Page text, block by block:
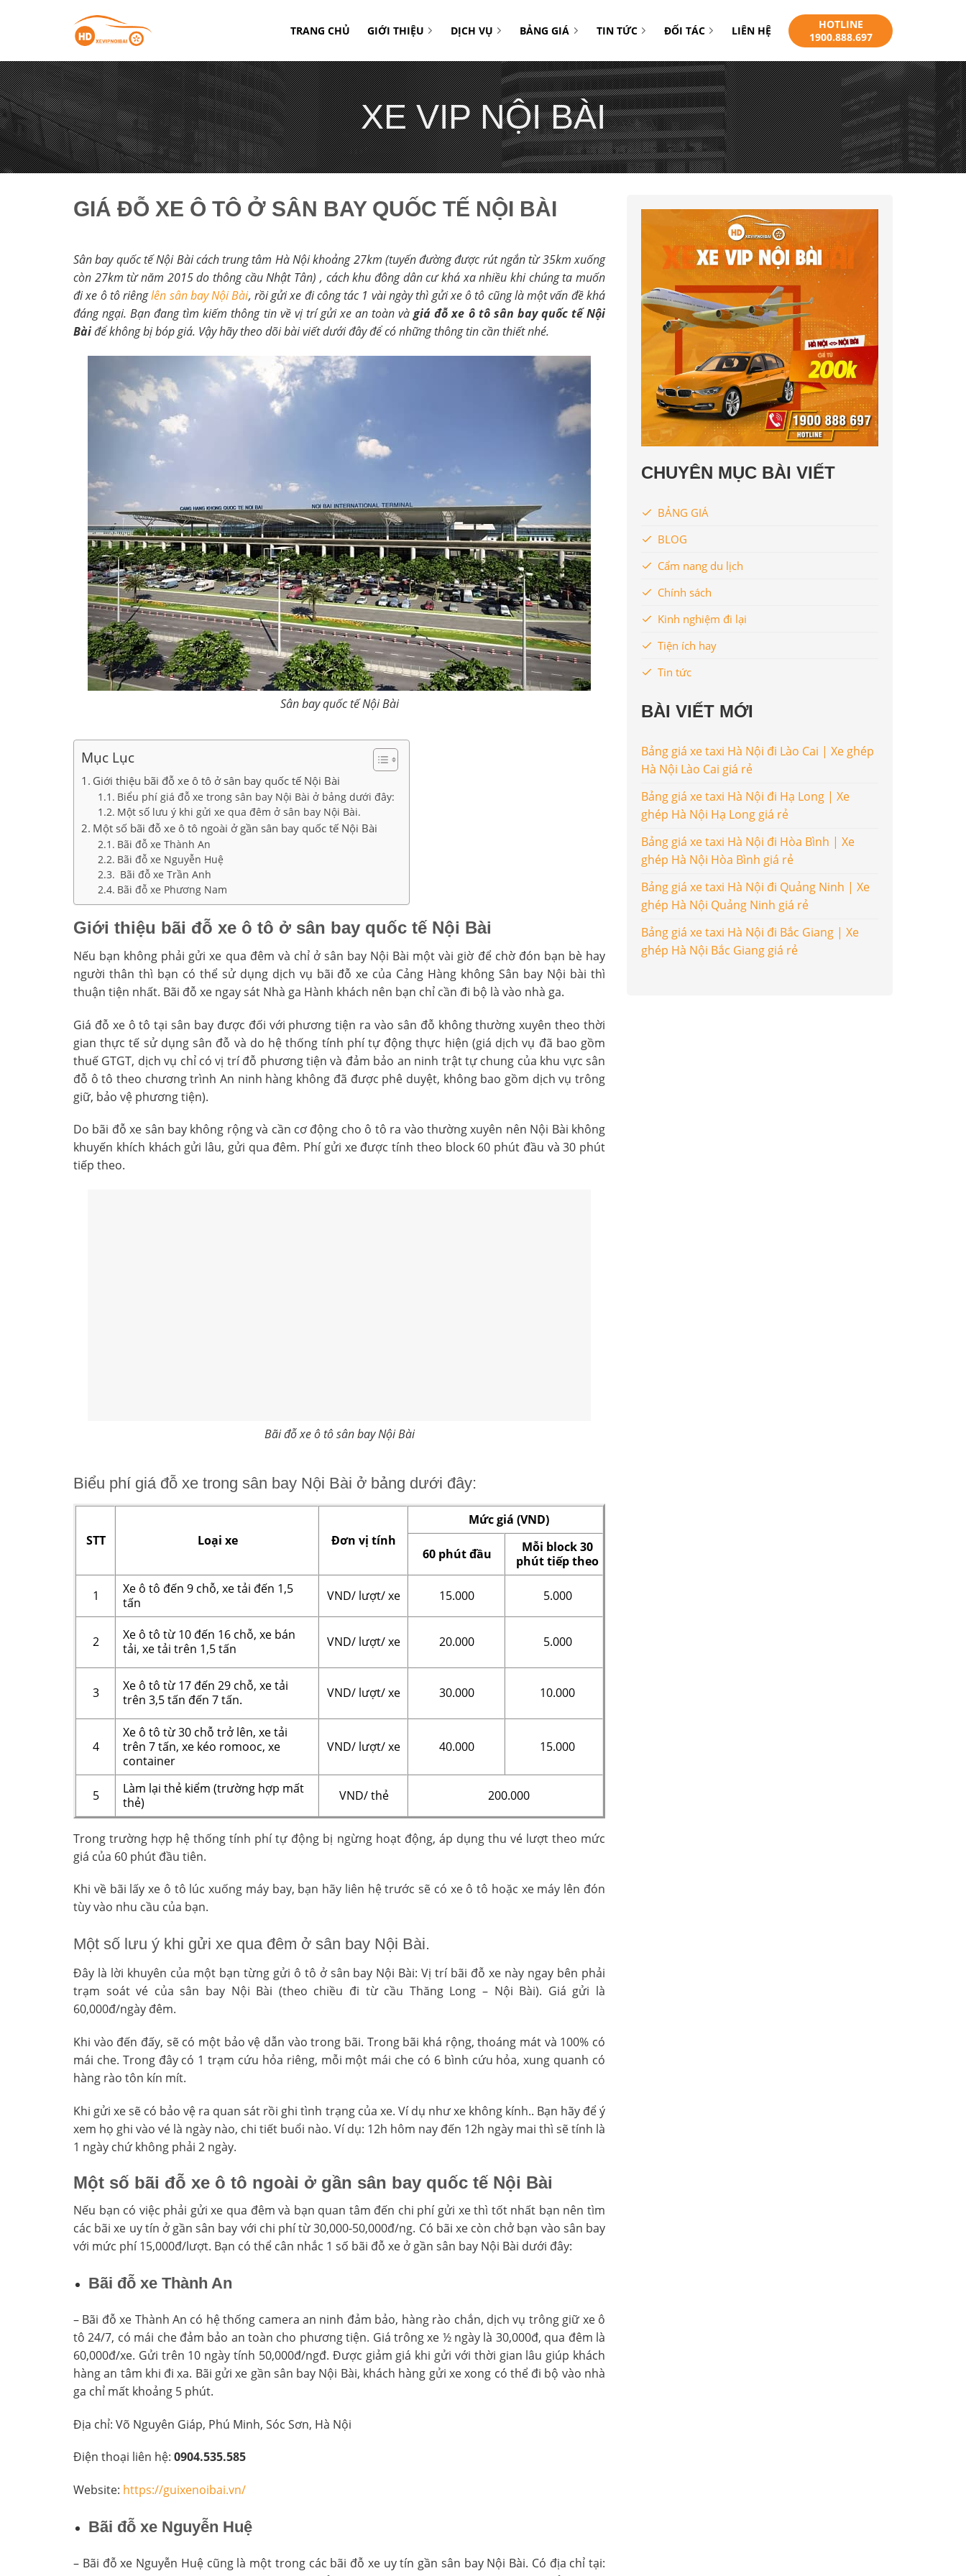
dung
TRANG CHỦ GIỚI THIỆU DỊCH VỤ BẢNG GIÁ TIN TỨC ĐỐI TÁC LIÊN HỆ
HOTLINE
1900.888.697
XE VIP NỘI BÀI
GIÁ ĐỖ XE Ô TÔ Ở SÂN BAY QUỐC TẾ NỘI BÀI
Sân bay quốc tế Nội Bài cách trung tâm Hà Nội khoảng 27km (tuyến đường được rút ngắn từ 35km xuống
còn 27km từ năm 2015 do thông cầu Nhật Tân) , cách khu đông dân cư khá xa nhiều khi chúng ta muốn
đi xe ô tô riênglên sân bay Nội Bài, rồi gửi xe đi công tác 1 vài ngày thì gửi xe ô tô cũng là một vấn đề khá
đáng ngại. Bạn đang tìm kiếm thông tin về vị trí gửi xe an toàn vàgiá đỗ xe ô tô sân bay quốc tế Nội
Bàiđể không bị bóp giá. Vậy hãy theo dõi bài viết dưới đây để có những thông tin cần thiết nhé.
Sân bay quốc tế Nội Bài
Mục Lục
Giới thiệu bãi đỗ xe ô tô ở sân bay quốc tế Nội Bài
Biểu phí giá đỗ xe trong sân bay Nội Bài ở bảng dưới đây:
Một số lưu ý khi gửi xe qua đêm ở sân bay Nội Bài.
Một số bãi đỗ xe ô tô ngoài ở gần sân bay quốc tế Nội Bài
Bãi đỗ xe Thành An
Bãi đỗ xe Nguyễn Huệ
Bãi đỗ xe Trần Anh
Bãi đỗ xe Phương Nam
Giới thiệu bãi đỗ xe ô tô ở sân bay quốc tế Nội Bài
Nếu bạn không phải gửi xe qua đêm và chỉ ở sân bay Nội Bài một vài giờ để chờ đón bạn bè hay
người thân thì bạn có thể sử dụng dịch vụ bãi đỗ xe của Cảng Hàng không Sân bay Nội bài thì
thuận tiện nhất. Bãi đỗ xe ngay sát Nhà ga Hành khách nên bạn chỉ cần đi bộ là vào nhà ga.
Giá đỗ xe ô tô tại sân bay được đối với phương tiện ra vào sân đỗ không thường xuyên theo thời
gian thực tế sử dụng sân đỗ và do hệ thống tính phí tự động thực hiện (giá dịch vụ đã bao gồm
thuế GTGT, dịch vụ chỉ có vị trí đỗ phương tiện và đảm bảo an ninh trật tự chung của khu vực sân
đỗ ô tô theo chương trình An ninh hàng không đã được phê duyệt, không bao gồm dịch vụ trông
giữ, bảo vệ phương tiện).
Do bãi đỗ xe sân bay không rộng và cần cơ động cho ô tô ra vào thường xuyên nên Nội Bài không
khuyến khích khách gửi lâu, gửi qua đêm. Phí gửi xe được tính theo block 60 phút đầu và 30 phút
tiếp theo.
Bãi đỗ xe ô tô sân bay Nội Bài
Biểu phí giá đỗ xe trong sân bay Nội Bài ở bảng dưới đây:
STT Loại xe Đơn vị tính
Mức giá (VND)
60 phút đầu
Mỗi block 30
phút tiếp theo
1
Xe ô tô đến 9 chỗ, xe tải đến 1,5
tấn
VND/ lượt/ xe 15.000 5.000
2
Xe ô tô từ 10 đến 16 chỗ, xe bán
tải, xe tải trên 1,5 tấn
VND/ lượt/ xe 20.000 5.000
3
Xe ô tô từ 17 đến 29 chỗ, xe tải
trên 3,5 tấn đến 7 tấn.
VND/ lượt/ xe 30.000 10.000
4
Xe ô tô từ 30 chỗ trở lên, xe tải
trên 7 tấn, xe kéo romooc, xe
container
VND/ lượt/ xe 40.000 15.000
5
Làm lại thẻ kiểm (trường hợp mất
thẻ)
VND/ thẻ 200.000
Trong trường hợp hệ thống tính phí tự động bị ngừng hoạt động, áp dụng thu vé lượt theo mức
giá của 60 phút đầu tiên.
Khi về bãi lấy xe ô tô lúc xuống máy bay, bạn hãy liên hệ trước sẽ có xe ô tô hoặc xe máy lên đón
tùy vào nhu cầu của bạn.
Một số lưu ý khi gửi xe qua đêm ở sân bay Nội Bài.
Đây là lời khuyên của một bạn từng gửi ô tô ở sân bay Nội Bài: Vị trí bãi đỗ xe này ngay bên phải
trạm soát vé của sân bay Nội Bài (theo chiều đi từ cầu Thăng Long – Nội Bài). Giá gửi là
60,000đ/ngày đêm.
Khi vào đến đấy, sẽ có một bảo vệ dẫn vào trong bãi. Trong bãi khá rộng, thoáng mát và 100% có
mái che. Trong đây có 1 trạm cứu hỏa riêng, mỗi một mái che có 6 bình cứu hỏa, xung quanh có
hàng rào tôn kín mít.
Khi gửi xe sẽ có bảo vệ ra quan sát rồi ghi tình trạng của xe. Ví dụ như xe không kính.. Bạn hãy để ý
xem họ ghi vào vé là ngày nào, chi tiết buổi nào. Ví dụ: 12h hôm nay đến 12h ngày mai thì sẽ tính là
1 ngày chứ không phải 2 ngày.
Một số bãi đỗ xe ô tô ngoài ở gần sân bay quốc tế Nội Bài
Nếu bạn có việc phải gửi xe qua đêm và bạn quan tâm đến chi phí gửi xe thì tốt nhất bạn nên tìm
các bãi xe uy tín ở gần sân bay với chi phí từ 30,000-50,000đ/ng. Có bãi xe còn chở bạn vào sân bay
với mức phí 15,000đ/lượt. Bạn có thể cân nhắc 1 số bãi đỗ xe ở gần sân bay Nội Bài dưới đây:
Bãi đỗ xe Thành An
– Bãi đỗ xe Thành An có hệ thống camera an ninh đảm bảo, hàng rào chắn, dịch vụ trông giữ xe ô
tô 24/7, có mái che đảm bảo an toàn cho phương tiện. Giá trông xe ½ ngày là 30,000đ, qua đêm là
60,000đ/xe. Gửi trên 10 ngày tính 50,000đ/ngđ. Được giảm giá khi gửi với thời gian lâu giúp khách
hàng an tâm khi đi xa. Bãi gửi xe gần sân bay Nội Bài, khách hàng gửi xe xong có thể đi bộ vào nhà
ga chỉ mất khoảng 5 phút.
Địa chỉ: Võ Nguyên Giáp, Phú Minh, Sóc Sơn, Hà Nội
Điện thoại liên hệ: 0904.535.585
Website: https://guixenoibai.vn/
Bãi đỗ xe Nguyễn Huệ
– Bãi đỗ xe Nguyễn Huệ cũng là một trong các bãi đỗ xe uy tín gần sân bay Nội Bài. Có địa chỉ tại:
CHUYÊN MỤC BÀI VIẾT
BẢNG GIÁ
BLOG
Cẩm nang du lịch
Chính sách
Kinh nghiệm đi lại
Tiện ích hay
Tin tức
BÀI VIẾT MỚI
Bảng giá xe taxi Hà Nội đi Lào Cai | Xe ghép
Hà Nội Lào Cai giá rẻ
Bảng giá xe taxi Hà Nội đi Hạ Long | Xe
ghép Hà Nội Hạ Long giá rẻ
Bảng giá xe taxi Hà Nội đi Hòa Bình | Xe
ghép Hà Nội Hòa Bình giá rẻ
Bảng giá xe taxi Hà Nội đi Quảng Ninh | Xe
ghép Hà Nội Quảng Ninh giá rẻ
Bảng giá xe taxi Hà Nội đi Bắc Giang | Xe
ghép Hà Nội Bắc Giang giá rẻ